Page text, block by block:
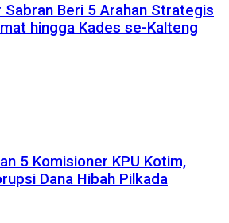
Sabran Beri 5 Arahan Strategis
hingga Kades se-Kalteng
5 Komisioner KPU Kotim,
Dana Hibah Pilkada